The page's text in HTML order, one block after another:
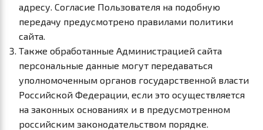
адресу. Согласие Пользователя на подобную
передачу предусмотрено правилами политики
сайта.
Также обработанные Администрацией сайта
персональные данные могут передаваться
уполномоченным органов государственной власти
Российской Федерации, если это осуществляется
на законных основаниях и в предусмотренном
российским законодательством порядке.